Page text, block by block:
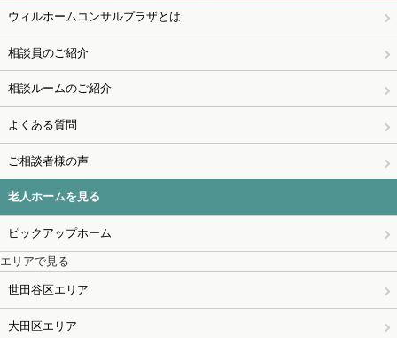
ウィルホームコンサルプラザとは
相談員のご紹介
相談ルームのご紹介
よくある質問
ご相談者様の声
老人ホームを見る
ピックアップホーム
エリアで見る
世田谷区エリア
大田区エリア